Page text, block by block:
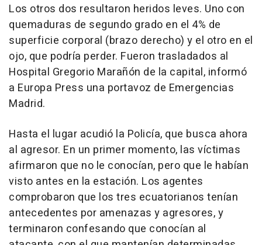
Los otros dos resultaron heridos leves. Uno con
quemaduras de segundo grado en el 4% de
superficie corporal (brazo derecho) y el otro en el
ojo, que podría perder. Fueron trasladados al
Hospital Gregorio Marañón de la capital, informó
a Europa Press una portavoz de Emergencias
Madrid.
Hasta el lugar acudió la Policía, que busca ahora
al agresor. En un primer momento, las víctimas
afirmaron que no le conocían, pero que le habían
visto antes en la estación. Los agentes
comprobaron que los tres ecuatorianos tenían
antecedentes por amenazas y agresores, y
terminaron confesando que conocían al